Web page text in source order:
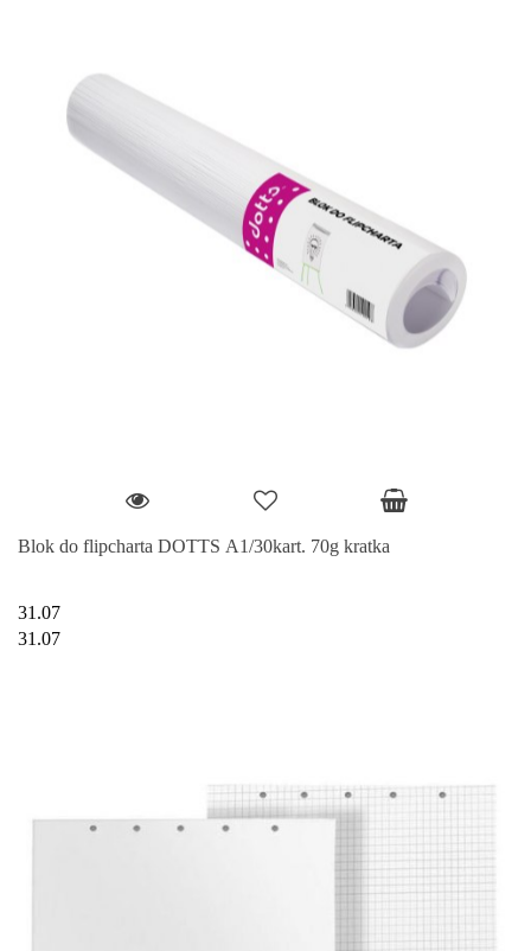
Blok do flipcharta DOTTS A1/30kart. 70g kratka
31.07
31.07